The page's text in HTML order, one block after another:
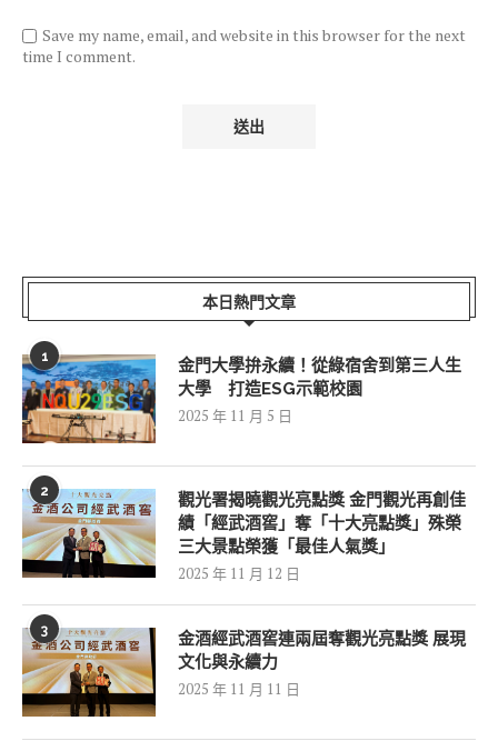
Save my name, email, and website in this browser for the next
time I comment.
本日熱門文章
1
金門大學拚永續！從綠宿舍到第三人生
大學 打造ESG示範校園
2025 年 11 月 5 日
2
觀光署揭曉觀光亮點獎 金門觀光再創佳
績「經武酒窖」奪「十大亮點獎」殊榮
三大景點榮獲「最佳人氣獎」
2025 年 11 月 12 日
3
金酒經武酒窖連兩屆奪觀光亮點獎 展現
文化與永續力
2025 年 11 月 11 日